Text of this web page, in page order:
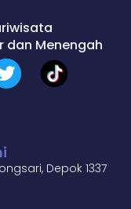
dan Menengah
Depok 1337